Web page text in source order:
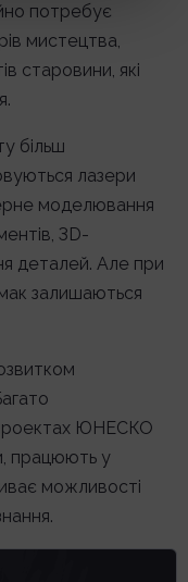
потребує
мистецтва,
старовини, які
більш
лазери
моделювання
3D-
деталей. Але при
залишаються
ЮНЕСКО
працюють у
можливості